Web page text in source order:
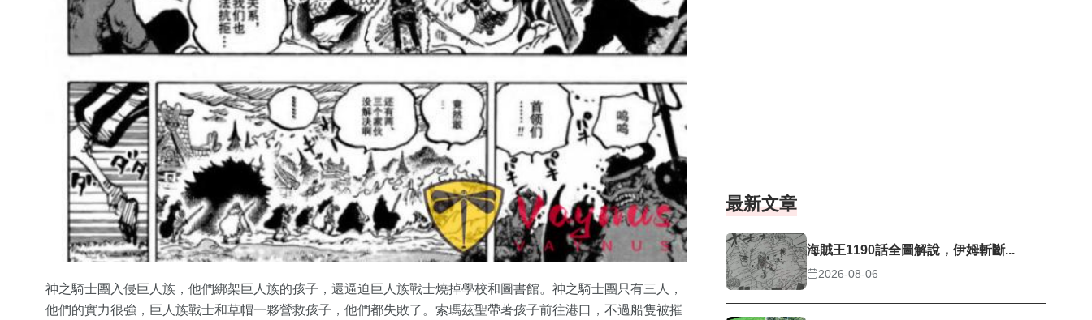
神之騎士團入侵巨人族，他們綁架巨人族的孩子，還逼迫巨人族戰士燒掉學校和圖書館。神之騎士團只有三人，
他們的實力很強，巨人族戰士和草帽一夥營救孩子，他們都失敗了。索瑪茲聖帶著孩子前往港口，不過船隻被摧
最新文章
海賊王1190話全圖解說，伊姆斬斷...
2026-08-06